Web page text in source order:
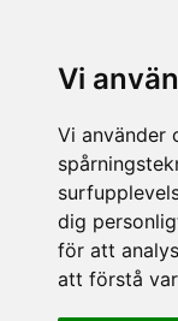
Vi
Vi använder
dig
för att
att förstå